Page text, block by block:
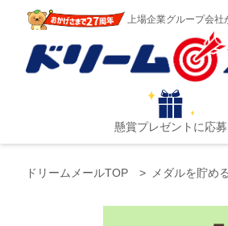
上場企業グループ会
懸賞プレゼントに応募
ドリームメールTOP メダルを貯める